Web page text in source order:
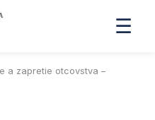
☰
a zapretie otcovstva –